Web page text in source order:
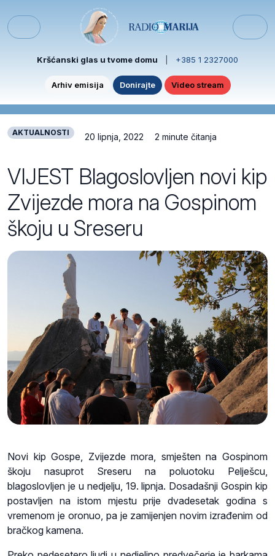
Menu
Kršćanski glas u tvome domu +385 1 2327000
Arhiv emisija Donirajte Video stream
AKTUALNOSTI 20 lipnja, 2022 2 minute čitanja
VIJEST Blagoslovljen novi kip
Zvijezde mora na Gospinom
škoju u Sreseru
Novi kip Gospe, Zvijezde mora, smješten na Gospinom
škoju nasuprot Sreseru na poluotoku Pelješcu,
blagoslovljen je u nedjelju, 19. lipnja. Dosadašnji Gospin kip
postavljen na istom mjestu prije dvadesetak godina s
vremenom je oronuo, pa je zamijenjen novim izrađenim od
bračkog kamena.